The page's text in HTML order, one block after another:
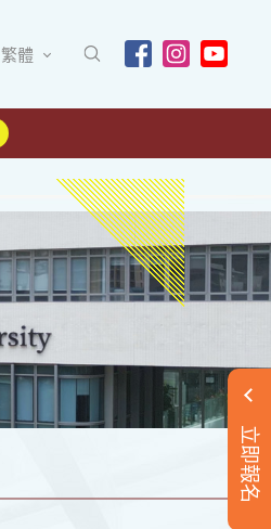
繁體
立即報名